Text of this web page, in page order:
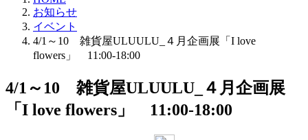
お知らせ
イベント
4/1～10 雑貨屋ULUULU_４月企画展「I love
flowers」 11:00-18:00
4/1～10 雑貨屋ULUULU_４月企画展
「I love flowers」 11:00-18:00